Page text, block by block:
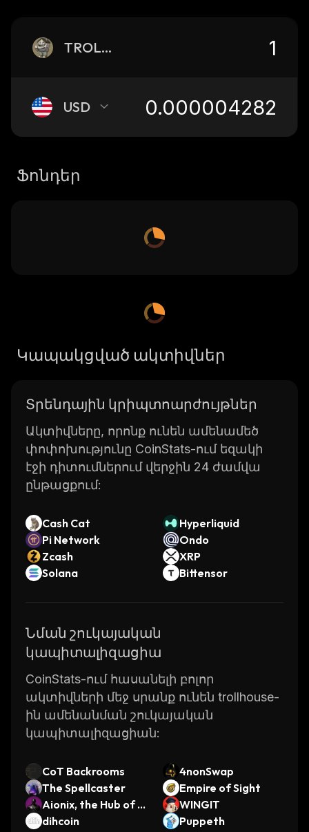
TROLLHOUSE
USD
Ֆոնդեր
Կապակցված ակտիվներ
Տրենդային կրիպտոարժույթներ
Ակտիվները, որոնք ունեն ամենամեծ
փոփոխությունը CoinStats-ում եզակի
էջի դիտումներում վերջին 24 ժամվա
ընթացքում:
Cash Cat
Hyperliquid
Pi Network
Ondo
Zcash
XRP
Solana
Bittensor
Նման շուկայական
կապիտալիզացիա
CoinStats-ում հասանելի բոլոր
ակտիվների մեջ սրանք ունեն trollhouse-
ին ամենանման շուկայական
կապիտալիզացիան:
CoT Backrooms
4nonSwap
The Spellcaster
Empire of Sight
Aionix, the Hub of A
I
WINGIT
dihcoin
Puppeth